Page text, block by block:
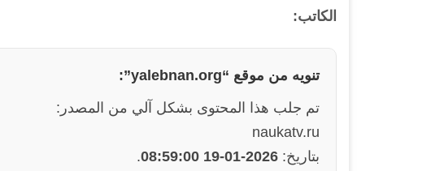
الكاتب:
تنويه من موقع “yalebnan.org”:
تم جلب هذا المحتوى بشكل آلي من المصدر:
naukatv.ru
بتاريخ: 2026-01-19 08:59:00
.